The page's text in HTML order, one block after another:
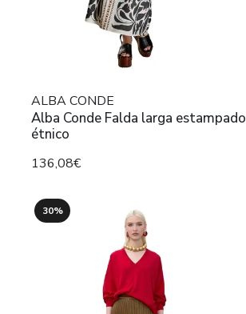
ALBA CONDE
Alba Conde Falda larga estampado
étnico
136,08€
30%